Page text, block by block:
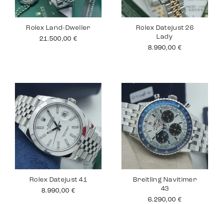
Rolex Land-Dweller
21.500,00 €
Rolex Datejust 26
Lady
8.990,00 €
Rolex Datejust 41
8.990,00 €
Breitling Navitimer
43
6.290,00 €